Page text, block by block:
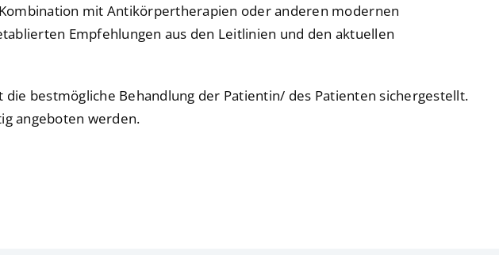
mit Antikörpertherapien oder anderen modernen
Empfehlungen aus den Leitlinien und den aktuellen
bestmögliche Behandlung der Patientin/ des Patienten sichergestellt.
angeboten werden.